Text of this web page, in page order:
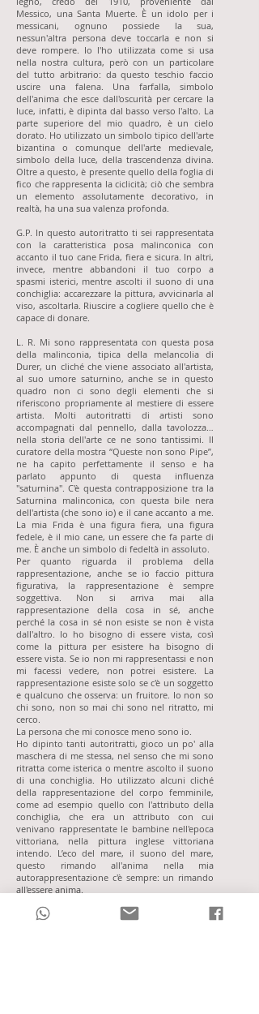
Messico, una Santa Muerte. È un idolo per i
messicani, ognuno possiede la sua,
nessun'altra persona deve toccarla e non si
deve rompere. Io l'ho utilizzata come si usa
nella nostra cultura, però con un particolare
del tutto arbitrario: da questo teschio faccio
uscire una falena. Una farfalla, simbolo
dell'anima che esce dall'oscurità per cercare la
luce, infatti, è dipinta dal basso verso l'alto. La
parte superiore del mio quadro, è un cielo
dorato. Ho utilizzato un simbolo tipico dell'arte
bizantina o comunque dell'arte medievale,
simbolo della luce, della trascendenza divina.
Oltre a questo, è presente quello della foglia di
fico che rappresenta la ciclicità; ciò che sembra
un elemento assolutamente decorativo, in
realtà, ha una sua valenza profonda.
G.P. In questo autoritratto ti sei rappresentata
con la caratteristica posa malinconica con
accanto il tuo cane Frida, fiera e sicura. In altri,
invece, mentre abbandoni il tuo corpo a
spasmi isterici, mentre ascolti il suono di una
conchiglia: accarezzare la pittura, avvicinarla al
viso, ascoltarla. Riuscire a cogliere quello che è
capace di donare.
L. R. Mi sono rappresentata con questa posa
della malinconia, tipica della melancolia di
Durer, un cliché che viene associato all'artista,
al suo umore saturnino, anche se in questo
quadro non ci sono degli elementi che si
riferiscono propriamente al mestiere di essere
artista. Molti autoritratti di artisti sono
accompagnati dal pennello, dalla tavolozza…
nella storia dell'arte ce ne sono tantissimi. Il
curatore della mostra “Queste non sono Pipe”,
ne ha capito perfettamente il senso e ha
parlato appunto di questa influenza
"saturnina". C'è questa contrapposizione tra la
Saturnina malinconica, con questa bile nera
dell'artista (che sono io) e il cane accanto a me.
La mia Frida è una figura fiera, una figura
fedele, è il mio cane, un essere che fa parte di
me. È anche un simbolo di fedeltà in assoluto.
Per quanto riguarda il problema della
rappresentazione, anche se io faccio pittura
figurativa, la rappresentazione è sempre
soggettiva. Non si arriva mai alla
rappresentazione della cosa in sé, anche
perché la cosa in sé non esiste se non è vista
dall'altro. Io ho bisogno di essere vista, così
come la pittura per esistere ha bisogno di
essere vista. Se io non mi rappresentassi e non
mi facessi vedere, non potrei esistere. La
rappresentazione esiste solo se c'è un soggetto
e qualcuno che osserva: un fruitore. Io non so
chi sono, non so mai chi sono nel ritratto, mi
cerco.
La persona che mi conosce meno sono io.
Ho dipinto tanti autoritratti, gioco un po' alla
maschera di me stessa, nel senso che mi sono
ritratta come isterica o mentre ascolto il suono
di una conchiglia. Ho utilizzato alcuni cliché
della rappresentazione del corpo femminile,
come ad esempio quello con l'attributo della
conchiglia, che era un attributo con cui
venivano rappresentate le bambine nell'epoca
vittoriana, nella pittura inglese vittoriana
intendo. L’eco del mare, il suono del mare,
questo rimando all'anima nella mia
autorappresentazione c'è sempre: un rimando
all'essere anima.